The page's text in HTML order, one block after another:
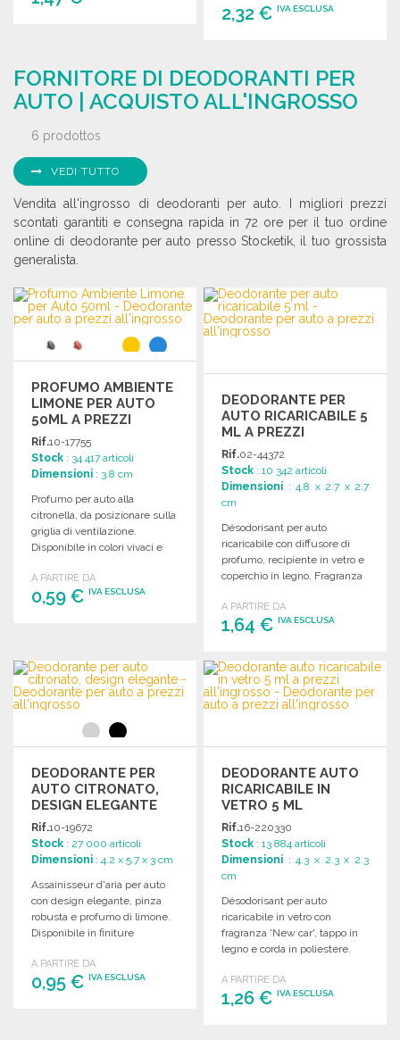
2,32 €IVA ESCLUSA
Richiedi un preventivo
FORNITORE DI DEODORANTI PER
AUTO | ACQUISTO ALL'INGROSSO
6 prodottos
VEDI TUTTO
Vendita all'ingrosso di deodoranti per auto. I migliori prezzi
scontati garantiti e consegna rapida in 72 ore per il tuo ordine
online di deodorante per auto presso Stocketik, il tuo grossista
generalista.
PROFUMO AMBIENTE
LIMONE PER AUTO
50ML A PREZZI
ALL'INGROSSO
Rif.10-17755
Stock : 34 417 articoli
Dimensioni : 3.8 cm
Profumo per auto alla
citronella, da posizionare sulla
griglia di ventilazione.
Disponibile in colori vivaci e
A PARTIRE DA
0,59 € IVA ESCLUSA
Richiedi un preventivo
DEODORANTE PER
AUTO RICARICABILE 5
ML A PREZZI
ALL'INGROSSO
Rif.02-44372
Stock : 10 342 articoli
Dimensioni : 4.8 x 2.7 x 2.7
cm
Désodorisant per auto
ricaricabile con diffusore di
profumo, recipiente in vetro e
coperchio in legno. Fragranza
A PARTIRE DA
1,64 €IVA ESCLUSA
ORDINARE
Richiedi un preventivo
DEODORANTE PER
AUTO CITRONATO,
DESIGN ELEGANTE
Rif.10-19672
Stock : 27 000 articoli
Dimensioni : 4.2 x 5.7 x 3 cm
Assainisseur d'aria per auto
con design elegante, pinza
robusta e profumo di limone.
Disponibile in finiture
A PARTIRE DA
0,95 € IVA ESCLUSA
DEODORANTE AUTO
RICARICABILE IN
VETRO 5 ML
Rif.16-220330
Stock : 13 884 articoli
Dimensioni : 4.3 x 2.3 x 2.3
cm
Désodorisant per auto
ricaricabile in vetro con
fragranza 'New car', tappo in
legno e corda in poliestere.
A PARTIRE DA
1,26 €IVA ESCLUSA